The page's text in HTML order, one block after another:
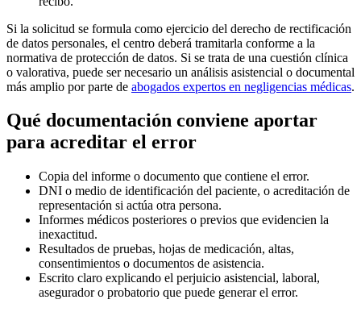
Si la solicitud se formula como ejercicio del derecho de rectificación
de datos personales, el centro deberá tramitarla conforme a la
normativa de protección de datos. Si se trata de una cuestión clínica
o valorativa, puede ser necesario un análisis asistencial o documental
más amplio por parte de abogados expertos en negligencias médicas.
Qué documentación conviene aportar
para acreditar el error
Copia del informe o documento que contiene el error.
DNI o medio de identificación del paciente, o acreditación de
representación si actúa otra persona.
Informes médicos posteriores o previos que evidencien la
inexactitud.
Resultados de pruebas, hojas de medicación, altas,
consentimientos o documentos de asistencia.
Escrito claro explicando el perjuicio asistencial, laboral,
asegurador o probatorio que puede generar el error.